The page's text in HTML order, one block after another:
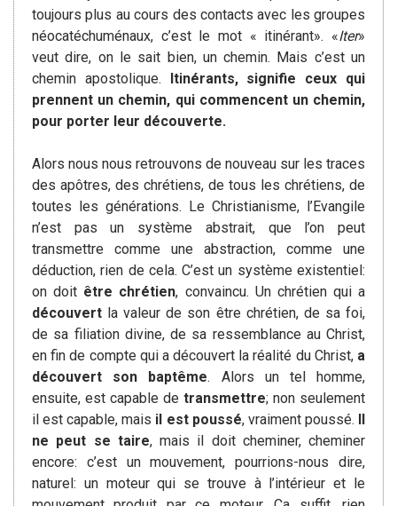
toujours plus au cours des contacts avec les groupes
néocatéchuménaux, c’est le mot « itinérant». «Iter»
veut dire, on le sait bien, un chemin. Mais c’est un
chemin apostolique.
Itinérants, signifie ceux qui
prennent un chemin, qui commencent un chemin,
pour porter leur découverte.
Alors nous nous retrouvons de nouveau sur les traces
des apôtres, des chrétiens, de tous les chrétiens, de
toutes les générations. Le Christianisme, l’Evangile
n’est pas un système abstrait, que l’on peut
transmettre comme une abstraction, comme une
déduction, rien de cela. C’est un système existentiel:
on doit être chrétien, convaincu. Un chrétien qui a
découvert la valeur de son être chrétien, de sa foi,
de sa filiation divine, de sa ressemblance au Christ,
en fin de compte qui a découvert la réalité du Christ, a
découvert son baptême. Alors un tel homme,
ensuite, est capable de transmettre; non seulement
il est capable, mais il est poussé, vraiment poussé.
ne peut se taire, mais il doit cheminer, cheminer
encore: c’est un mouvement, pourrions-nous dire,
naturel: un moteur qui se trouve à l’intérieur et le